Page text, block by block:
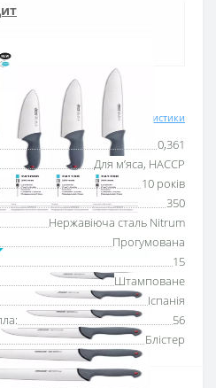
Всі характеристики
0,361
Для м’яса, HACCP
10 років
350
Нержавіюча сталь Nitrum
Прогумована
15
Штамповане
Іспанія
56
Блістер
або миттєва розстрочка